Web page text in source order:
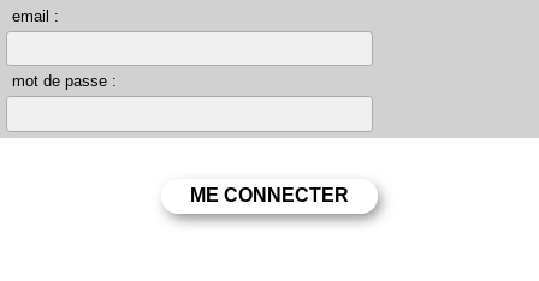
email :
mot de passe :